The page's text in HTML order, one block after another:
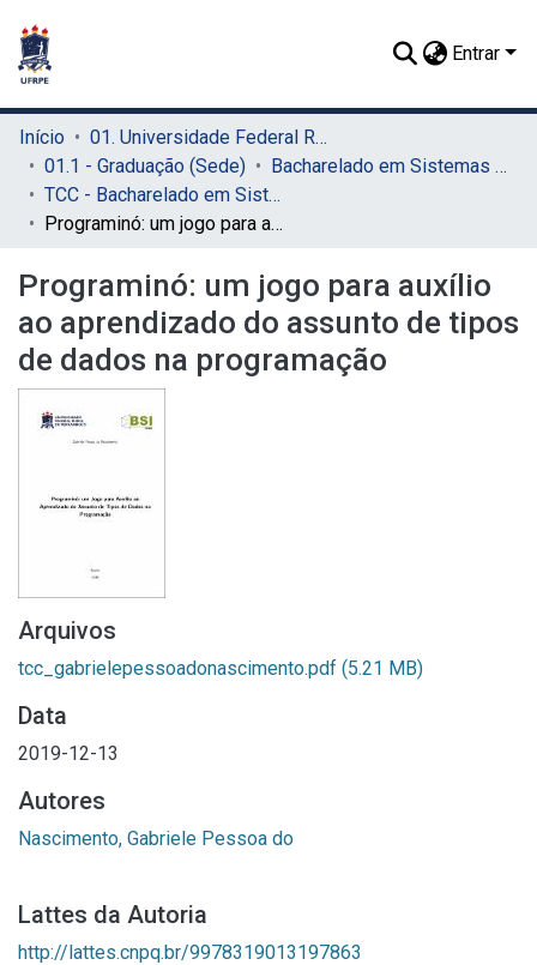
Entrar
Início
01. Universidade Federal Rural de Pernambuco - UFRPE (Sede)
01.1 - Graduação (Sede)
Bacharelado em Sistemas de Informação (Sede)
TCC - Bacharelado em Sistemas da Informação (Sede)
Programinó: um jogo para auxílio ao aprendizado do assunto de tipos de dados na programação
Programinó: um jogo para auxílio
ao aprendizado do assunto de tipos
de dados na programação
Arquivos
tcc_gabrielepessoadonascimento.pdf (5.21 MB)
Data
2019-12-13
Autores
Nascimento, Gabriele Pessoa do
Lattes da Autoria
http://lattes.cnpq.br/9978319013197863